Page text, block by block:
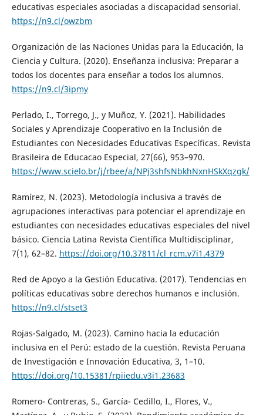
educativas especiales asociadas a discapacidad sensorial.
https://n9.cl/owzbm
Organización de las Naciones Unidas para la Educación, la
Ciencia y Cultura. (2020). Enseñanza inclusiva: Preparar a
todos los docentes para enseñar a todos los alumnos.
https://n9.cl/3ipmy
Perlado, I., Torrego, J., y Muñoz, Y. (2021). Habilidades
Sociales y Aprendizaje Cooperativo en la Inclusión de
Estudiantes con Necesidades Educativas Específicas. Revista
Brasileira de Educacao Especial, 27(66), 953–970.
https://www.scielo.br/j/rbee/a/NPj3shfsNbkhNxnHSkXqzgk/
Ramírez, N. (2023). Metodología inclusiva a través de
agrupaciones interactivas para potenciar el aprendizaje en
estudiantes con necesidades educativas especiales del nivel
básico. Ciencia Latina Revista Científica Multidisciplinar,
7(1), 62–82. https://doi.org/10.37811/cl_rcm.v7i1.4379
Red de Apoyo a la Gestión Educativa. (2017). Tendencias en
políticas educativas sobre derechos humanos e inclusión.
https://n9.cl/stset3
Rojas-Salgado, M. (2023). Camino hacia la educación
inclusiva en el Perú: estado de la cuestión. Revista Peruana
de Investigación e Innovación Educativa, 3, 1–10.
https://doi.org/10.15381/rpiiedu.v3i1.23683
Romero- Contreras, S., García- Cedillo, I., Flores, V.,